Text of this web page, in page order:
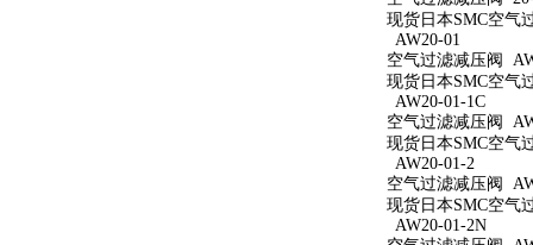
现货日本SMC空气
AW20-01
空气过滤减压阀
现货日本SMC空气
AW20-01-1C
空气过滤减压阀
现货日本SMC空气
AW20-01-2
空气过滤减压阀
现货日本SMC空气
AW20-01-2N